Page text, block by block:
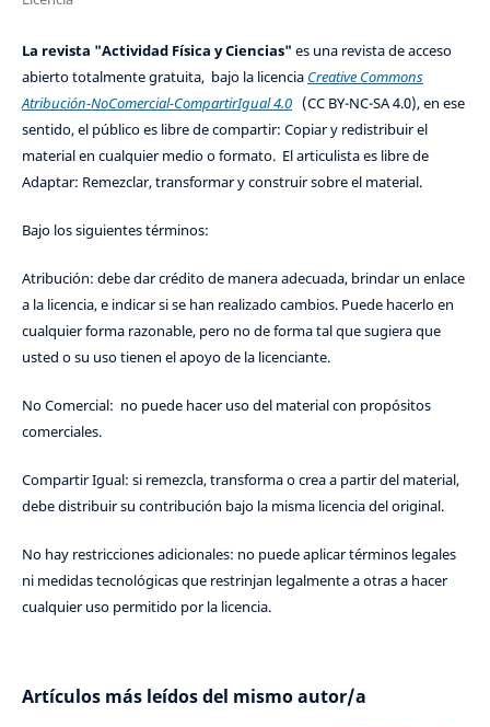
La revista "Actividad Física y Ciencias" es una revista de acceso
abierto totalmente gratuita, bajo la licencia Creative Commons
Atribución-NoComercial-CompartirIgual 4.0(CC BY-NC-SA 4.0), en ese
sentido, el público es libre de compartir: Copiar y redistribuir el
material en cualquier medio o formato. El articulista es libre de
Adaptar: Remezclar, transformar y construir sobre el material.
Bajo los siguientes términos:
Atribución: debe dar crédito de manera adecuada, brindar un enlace
a la licencia, e indicar si se han realizado cambios. Puede hacerlo en
cualquier forma razonable, pero no de forma tal que sugiera que
usted o su uso tienen el apoyo de la licenciante.
No Comercial: no puede hacer uso del material con propósitos
comerciales.
Compartir Igual: si remezcla, transforma o crea a partir del material,
debe distribuir su contribución bajo la misma licencia del original.
No hay restricciones adicionales: no puede aplicar términos legales
ni medidas tecnológicas que restrinjan legalmente a otras a hacer
cualquier uso permitido por la licencia.
Artículos más leídos del mismo autor/a